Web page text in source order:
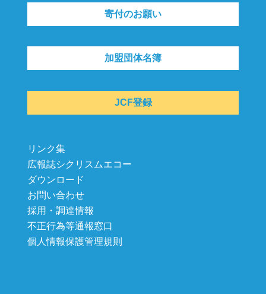
寄付のお願い
加盟団体名簿
JCF登録
リンク集
広報誌シクリスムエコー
ダウンロード
お問い合わせ
採用・調達情報
不正行為等通報窓口
個人情報保護管理規則